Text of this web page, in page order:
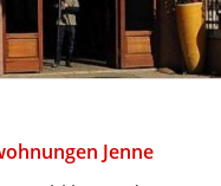
Jenne